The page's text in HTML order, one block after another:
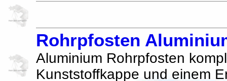
Rohrpfosten
Aluminium Rohrpfosten
Kunststoffkappe und einem